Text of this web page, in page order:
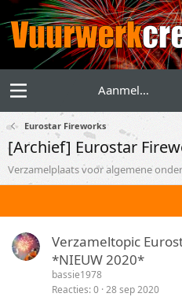
Aanmelden
Eurostar Fireworks
[Archief] Eurostar
Verzamelplaats voor algemene
Verzameltopic
*NIEUW 2020*
bassie1978
Reacties 0 28 sep 2020